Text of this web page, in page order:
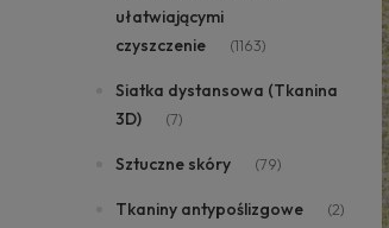
ułatwiającymi
czyszczenie
(1163)
Siatka dystansowa (Tkanina
3D)
(7)
Sztuczne skóry (79)
Tkaniny antypoślizgowe (2)